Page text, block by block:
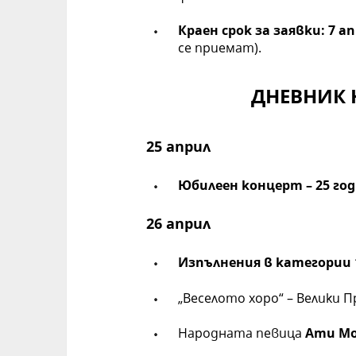
Краен срок за заявки: 7
се приемат).
ДНЕВНИК
25 април
Юбилеен концерт – 25
26 април
Изпълнения в категории
„Веселото хоро“ – Велики
Народната певица Ати